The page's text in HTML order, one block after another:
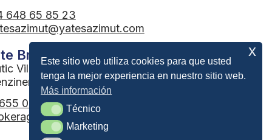
Este sitio web utiliza cookies para que usted
tenga la mejor experiencia en nuestro sitio web.
Más información
TécnicoTécnico
MarketingMarketing
x
648 65 85 23
Brokerage
Vilanova
079 243